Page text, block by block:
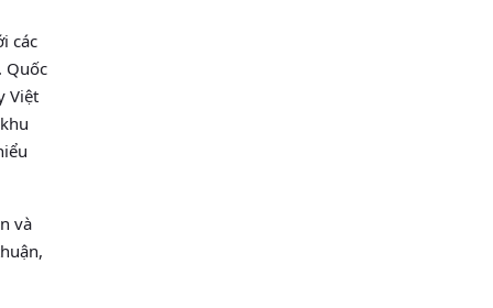
các
Quốc
Việt
và